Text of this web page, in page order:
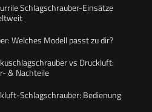
Schlagschrauber-Einsätze
Welches Modell passt zu dir?
vs Druckluft:
& Nachteile
Schlagschrauber: Bedienung